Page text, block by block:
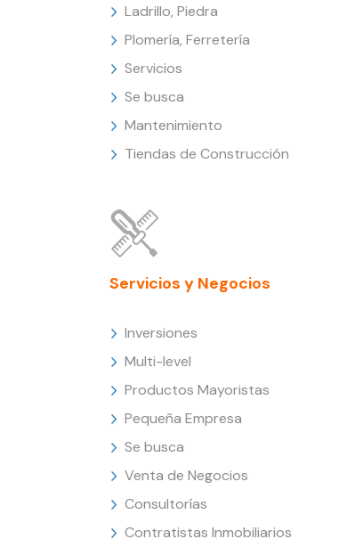
Ladrillo, Piedra
Plomería, Ferretería
Servicios
Se busca
Mantenimiento
Tiendas de Construcción
Servicios y Negocios
Inversiones
Multi-level
Productos Mayoristas
Pequeña Empresa
Se busca
Venta de Negocios
Consultorías
Contratistas Inmobiliarios